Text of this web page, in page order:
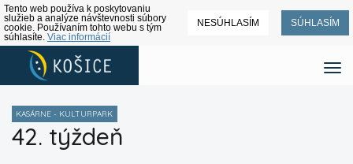
Tento web používa k poskytovaniu
služieb a analýze návštevnosti súbory
cookie. Používaním tohto webu s tým
súhlasíte. Viac informácií
NESÚHLASÍM SÚHLASÍM
KASÁRNE - KULTURPARK
42. týždeň